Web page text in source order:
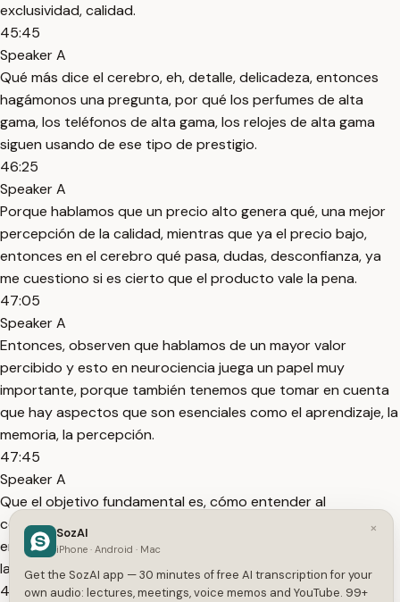
exclusividad, calidad.
45:45
Speaker A
Qué más dice el cerebro, eh, detalle, delicadeza, entonces
hagámonos una pregunta, por qué los perfumes de alta
gama, los teléfonos de alta gama, los relojes de alta gama
siguen usando de ese tipo de prestigio.
46:25
Speaker A
Porque hablamos que un precio alto genera qué, una mejor
percepción de la calidad, mientras que ya el precio bajo,
entonces en el cerebro qué pasa, dudas, desconfianza, ya
me cuestiono si es cierto que el producto vale la pena.
47:05
Speaker A
Entonces, observen que hablamos de un mayor valor
percibido y esto en neurociencia juega un papel muy
importante, porque también tenemos que tomar en cuenta
que hay aspectos que son esenciales como el aprendizaje, la
memoria, la percepción.
47:45
Speaker A
Que el objetivo fundamental es, cómo entender al
consumidor con el que hoy estamos tratando, entonces,
entendamos algo, el cerebro no registra la realidad objetiva,
la interpreta y construye.
48:25
×
SozAI
iPhone · Android · Mac
Get the SozAI app — 30 minutes of free AI transcription for your
own audio: lectures, meetings, voice memos and YouTube. 99+